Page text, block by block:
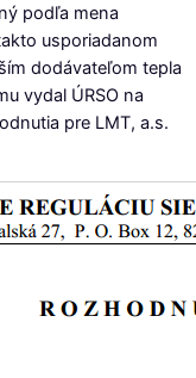
podľa mena
usporiadanom
dodávateľom tepla
vydal ÚRSO na
pre LMT, a.s.